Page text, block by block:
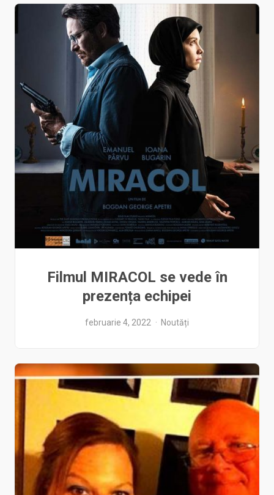
Filmul MIRACOL se vede în
prezența echipei
februarie 4, 2022 Noutăți